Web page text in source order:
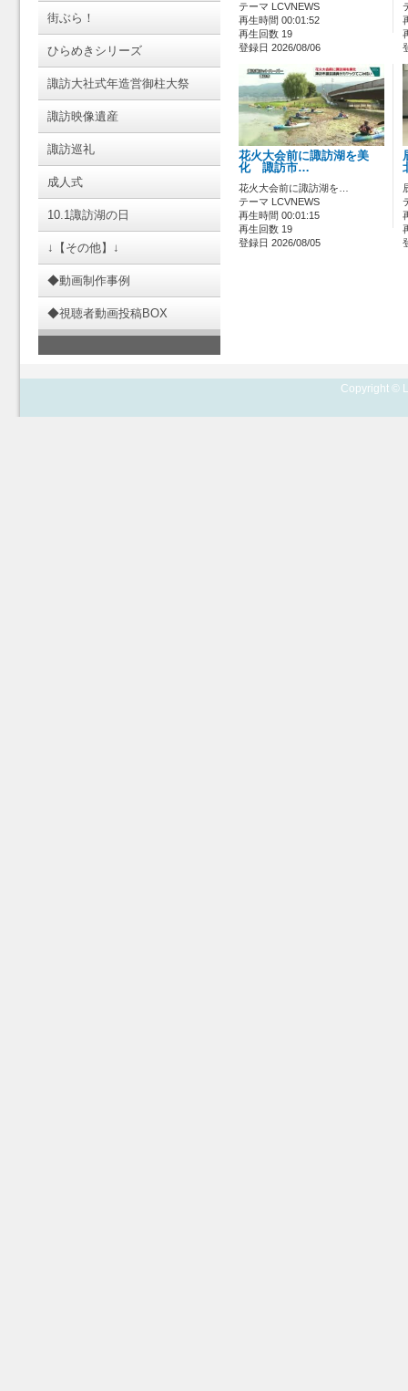
街ぶら！
ひらめきシリーズ
諏訪大社式年造営御柱大祭
諏訪映像遺産
諏訪巡礼
成人式
10.1諏訪湖の日
↓【その他】↓
◆動画制作事例
◆視聴者動画投稿BOX
テーマ LCVNEWS
再生時間 00:01:52
再生回数 19
登録日 2026/08/06
花火大会前に諏訪湖を美
化 諏訪市…
花火大会前に諏訪湖を…
テーマ LCVNEWS
再生時間 00:01:15
再生回数 19
登録日 2026/08/05
Copyright ©